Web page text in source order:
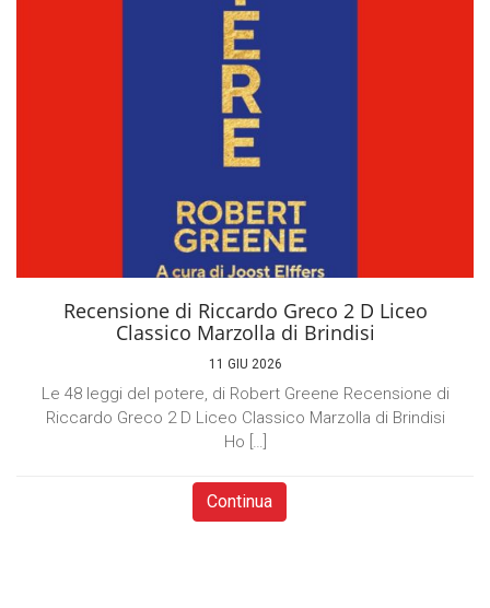
Recensione di Riccardo Greco 2 D Liceo
Classico Marzolla di Brindisi
11 GIU 2026
Le 48 leggi del potere, di Robert Greene Recensione di
Riccardo Greco 2 D Liceo Classico Marzolla di Brindisi
Ho […]
Continua